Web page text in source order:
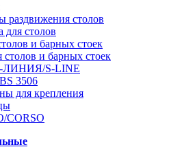
раздвижения столов
для столов
и барных стоек
и барных стоек
ЛИНИЯ/S-LINE
3506
для крепления